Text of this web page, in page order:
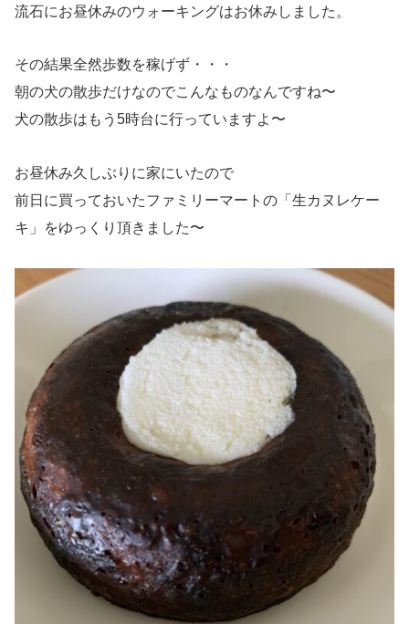
流石にお昼休みのウォーキングはお休みしました。
その結果全然歩数を稼げず・・・
朝の犬の散歩だけなのでこんなものなんですね〜
犬の散歩はもう5時台に行っていますよ〜
お昼休み久しぶりに家にいたので
前日に買っておいたファミリーマートの「生カヌレケー
キ」をゆっくり頂きました〜